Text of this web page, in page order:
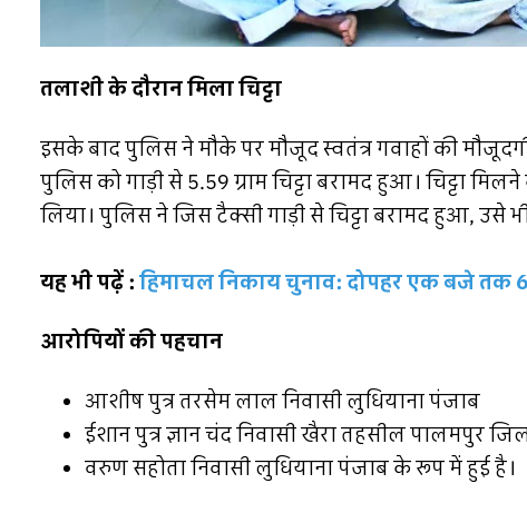
तलाशी के दौरान मिला चिट्टा
इसके बाद पुलिस ने मौके पर मौजूद स्वतंत्र गवाहों की
पुलिस को गाड़ी से 5.59 ग्राम चिट्टा बरामद हुआ। चिट्टा
लिया। पुलिस ने जिस टैक्सी गाड़ी से चिट्टा बरामद हुआ, उसे
यह भी पढ़ें :हिमाचल निकाय चुनाव: दोपहर एक बजे तक
आरोपियों की पहचान
आशीष पुत्र तरसेम लाल निवासी लुधियाना पंजाब
ईशान पुत्र ज्ञान चंद निवासी खैरा तहसील पालमपुर
वरुण सहोता निवासी लुधियाना पंजाब के रूप में हुई है।